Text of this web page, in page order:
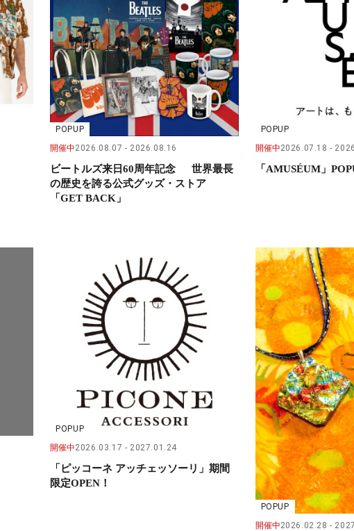
POPUP
開催中2026.08.07 2026.08.16
ビートルズ来日60周年記念 世界最長
の歴史を誇る公式グッズ・ストア
「GET BACK」
POPUP
開催中2026.07.18
「AMUSÉUM」
POPUP
開催中2026.03.17 2027.01.24
「ピッコーネ アッチェッソーリ」期間
限定OPEN！
POPUP
開催中2026.02.28